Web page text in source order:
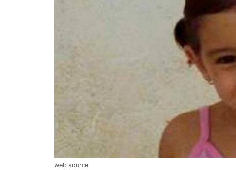
web source